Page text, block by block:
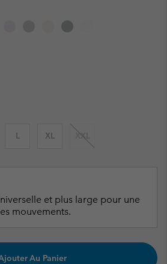
L XL XXL
et plus large pour une
mouvements.
Au Panier